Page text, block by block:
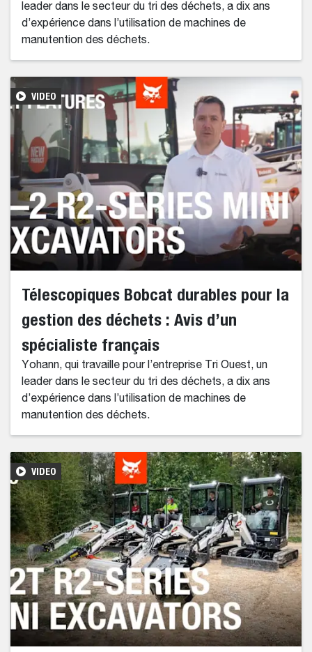
leader dans le secteur du tri des déchets, a dix ans
d’expérience dans l’utilisation de machines de
manutention des déchets.
VIDEO
Télescopiques Bobcat durables pour la
gestion des déchets : Avis d’un
spécialiste français
Yohann, qui travaille pour l’entreprise Tri Ouest, un
leader dans le secteur du tri des déchets, a dix ans
d’expérience dans l’utilisation de machines de
manutention des déchets.
VIDEO